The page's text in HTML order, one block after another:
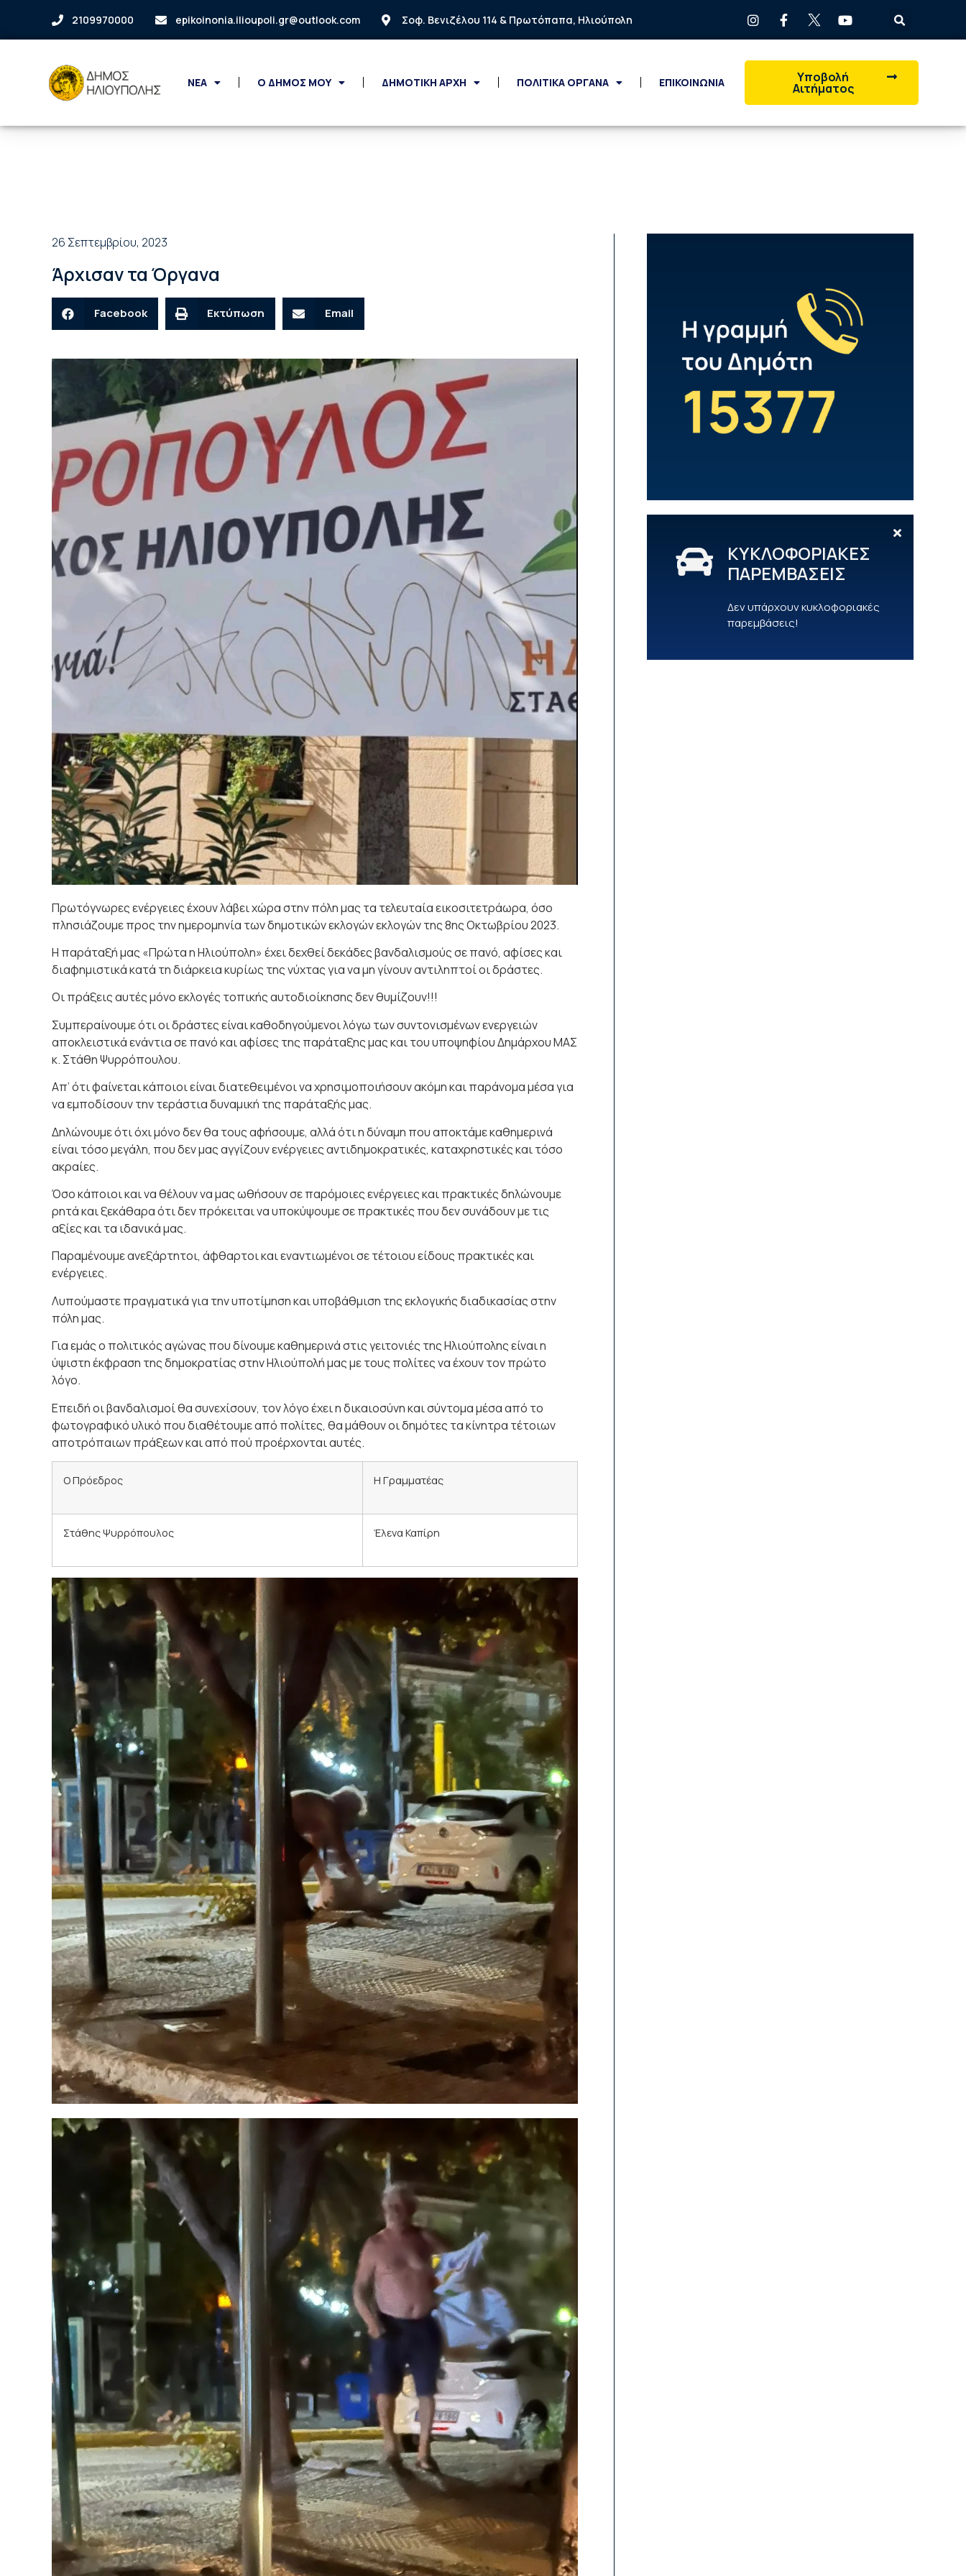
2109970000 epikoinonia.ilioupoli.gr@outlook.com Σοφ. Βενιζέλου 114 & Πρωτόπαπα, Ηλιούπολη
ΝΕΑ Ο ΔΗΜΟΣ ΜΟΥ ΔΗΜΟΤΙΚΗ ΑΡΧΗ ΠΟΛΙΤΙΚΑ ΟΡΓΑΝΑ ΕΠΙΚΟΙΝΩΝΙΑ Υποβολή
Αιτήματος
26 Σεπτεμβρίου, 2023
Άρχισαν τα Όργανα
Facebook Εκτύπωση Email
Πρωτόγνωρες ενέργειες έχουν λάβει χώρα στην πόλη μας τα τελευταία εικοσιτετράωρα, όσο
πλησιάζουμε προς την ημερομηνία των δημοτικών εκλογών εκλογών της 8ης Οκτωβρίου 2023.
Η παράταξή μας «Πρώτα η Ηλιούπολη» έχει δεχθεί δεκάδες βανδαλισμούς σε πανό, αφίσες και
διαφημιστικά κατά τη διάρκεια κυρίως της νύχτας για να μη γίνουν αντιληπτοί οι δράστες.
Οι πράξεις αυτές μόνο εκλογές τοπικής αυτοδιοίκησης δεν θυμίζουν!!!
Συμπεραίνουμε ότι οι δράστες είναι καθοδηγούμενοι λόγω των συντονισμένων ενεργειών
αποκλειστικά ενάντια σε πανό και αφίσες της παράταξης μας και του υποψηφίου Δημάρχου ΜΑΣ
κ. Στάθη Ψυρρόπουλου.
Απ’ ότι φαίνεται κάποιοι είναι διατεθειμένοι να χρησιμοποιήσουν ακόμη και παράνομα μέσα για
να εμποδίσουν την τεράστια δυναμική της παράταξής μας.
Δηλώνουμε ότι όχι μόνο δεν θα τους αφήσουμε, αλλά ότι η δύναμη που αποκτάμε καθημερινά
είναι τόσο μεγάλη, που δεν μας αγγίζουν ενέργειες αντιδημοκρατικές, καταχρηστικές και τόσο
ακραίες.
Όσο κάποιοι και να θέλουν να μας ωθήσουν σε παρόμοιες ενέργειες και πρακτικές δηλώνουμε
ρητά και ξεκάθαρα ότι δεν πρόκειται να υποκύψουμε σε πρακτικές που δεν συνάδουν με τις
αξίες και τα ιδανικά μας.
Παραμένουμε ανεξάρτητοι, άφθαρτοι και εναντιωμένοι σε τέτοιου είδους πρακτικές και
ενέργειες.
Λυπούμαστε πραγματικά για την υποτίμηση και υποβάθμιση της εκλογικής διαδικασίας στην
πόλη μας.
Για εμάς ο πολιτικός αγώνας που δίνουμε καθημερινά στις γειτονιές της Ηλιούπολης είναι η
ύψιστη έκφραση της δημοκρατίας στην Ηλιούπολή μας με τους πολίτες να έχουν τον πρώτο
λόγο.
Επειδή οι βανδαλισμοί θα συνεχίσουν, τον λόγο έχει η δικαιοσύνη και σύντομα μέσα από το
φωτογραφικό υλικό που διαθέτουμε από πολίτες, θα μάθουν οι δημότες τα κίνητρα τέτοιων
αποτρόπαιων πράξεων και από πού προέρχονται αυτές.
Ο Πρόεδρος Η Γραμματέας
Στάθης Ψυρρόπουλος Έλενα Καπίρη
ΚΥΚΛΟΦΟΡΙΑΚΕΣ
ΠΑΡΕΜΒΑΣΕΙΣ
Δεν υπάρχουν κυκλοφοριακές
παρεμβάσεις!